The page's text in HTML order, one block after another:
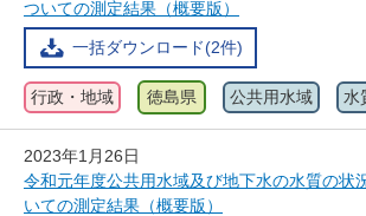
ついての測定結果（概要版）
一括ダウンロード(2件)
行政・地域 徳島県 公共用水域 水
2023年1月26日
令和元年度公共用水域及び地下水の水質の状
いての測定結果（概要版）